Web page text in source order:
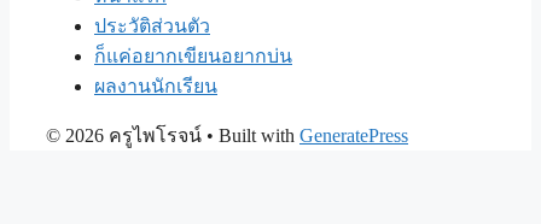
ประวัติส่วนตัว
ก็แค่อยากเขียนอยากบ่น
ผลงานนักเรียน
© 2026 ครูไพโรจน์ • Built with GeneratePress